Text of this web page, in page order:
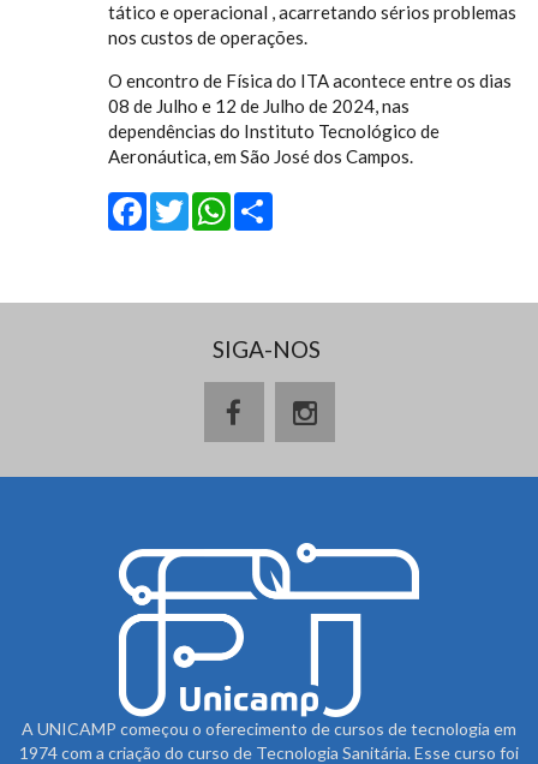
tático e operacional , acarretando sérios problemas
nos custos de operações.
O encontro de Física do ITA acontece entre os dias
08 de Julho e 12 de Julho de 2024, nas
dependências do Instituto Tecnológico de
Aeronáutica, em São José dos Campos.
Facebook
Twitter
WhatsApp
SIGA-NOS
A UNICAMP começou o oferecimento de cursos de tecnologia em
1974 com a criação do curso de Tecnologia Sanitária. Esse curso foi